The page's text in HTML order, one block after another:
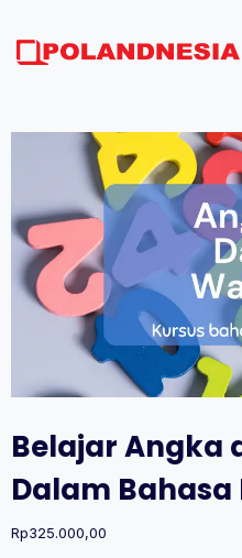
content
Belajar Angka
Dalam
Rp325.000,00